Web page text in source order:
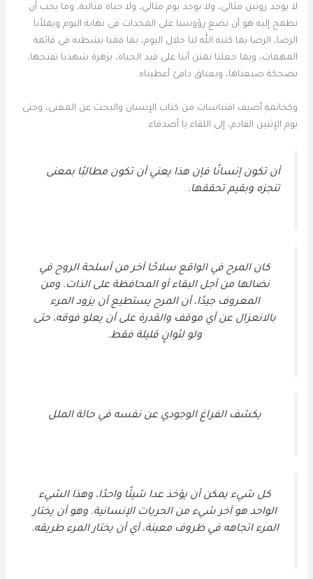
لا يوجد روتين مثالي، ولا يوجد يوم مثالي، ولا حياة مثالية، وما يجب أن
نطمح إليه هو أن نضع رؤوسنا على المخدات في نهاية اليوم ويملأنا
الرضا، الرضا بما كتبه الله لنا خلال اليوم، بما قمنا بشطبه في قائمة
المهمات، وبما جعلنا نمتن أننا على قيد الحياة، بزهرة شهدنا تفتحها،
بضحكة صنعناها، وبعناق دافئ أعطيناه.
وكخاتمة أضيف اقتباسات من كتاب الإنسان والبحث عن المعنى، وحتى
يوم الإثنين القادم، إلى اللقاء يا أصدقاء.
أن تكون إنسانًا فإن هذا يعني أن تكون مطالبًا بمعنى
تنجزه وبقيم تحققها.
كان المرح في الواقع سلاحًا آخر من أسلحة الروح في
نضالها من أجل البقاء أو المحافظة على الذات. ومن
المعروف جيدًا، أن المرح يستطيع أن يزود المرء
بالانعزال عن أي موقف والقدرة على أن يعلو فوقه، حتى
ولو لثوانٍ قليلة فقط.
يكشف الفراغ الوجودي عن نفسه في حالة الملل
كل شيء يمكن أن يؤخذ عدا شيئًا واحدًا، وهذا الشيء
الواحد هو آخر شيء من الحريات الإنسانية. وهو أن يختار
المرء اتجاهه في ظروف معينة، أي أن يختار المرء طريقه.